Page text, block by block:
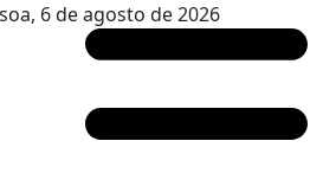
6 de agosto de 2026